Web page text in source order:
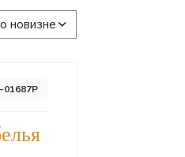
новизне
01687P